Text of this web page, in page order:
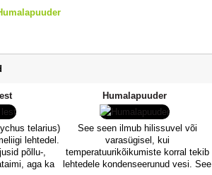
telarius)
lehtedel.
põllu-,
aga ka
Humalapuuder
See seen ilmub hilissuvel või
varasügisel, kui
temperatuurikõikumiste korral tekib
lehtedele kondenseerunud vesi. See